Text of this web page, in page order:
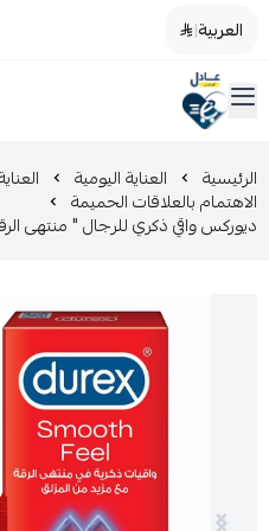
العربية|
صيدليات عادل
القائمة الرئيسية
تخفيضات
المدونة
عروض التوفير
العناية بالجمال
مزيل طلاء الأظافر
العناية بالطفل و الأم
عرض الكل
العناية اليومية
الرئيسية العناية اليومية
الاهتمام بالعلاقات الحميمة
ديوركس واقي ذكري للرجال " منتهى الرقة "